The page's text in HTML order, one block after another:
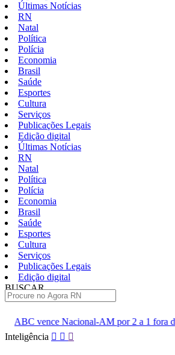
Últimas Notícias
RN
Natal
Política
Polícia
Economia
Brasil
Saúde
Esportes
Cultura
Serviços
Publicações Legais
Edição digital
Últimas Notícias
RN
Natal
Política
Polícia
Economia
Brasil
Saúde
Esportes
Cultura
Serviços
Publicações Legais
Edição digital
BUSCAR
AM por 2 a 1 fora de casa e abre
Pular
Inteligência